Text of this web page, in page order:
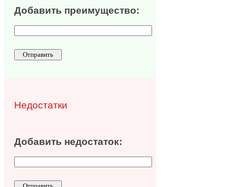
Добавить преимущество:
Недостатки
Добавить недостаток: